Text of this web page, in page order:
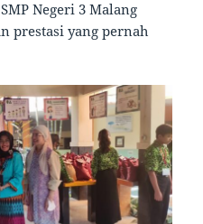
Negeri 3 Malang
prestasi yang pernah